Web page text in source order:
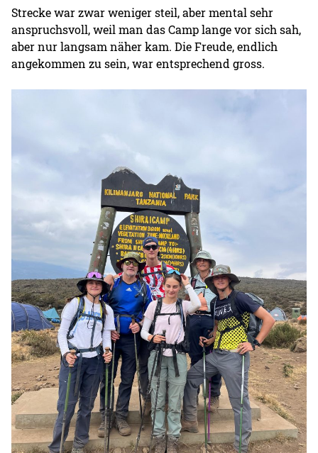
Strecke war zwar weniger steil, aber mental sehr
anspruchsvoll, weil man das Camp lange vor sich sah,
aber nur langsam näher kam. Die Freude, endlich
angekommen zu sein, war entsprechend gross.